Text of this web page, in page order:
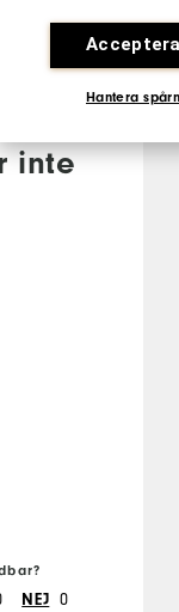
Hantera
inte
sedan
NEJ 0